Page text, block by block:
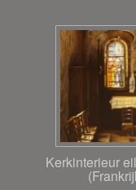
Kerkinterieur